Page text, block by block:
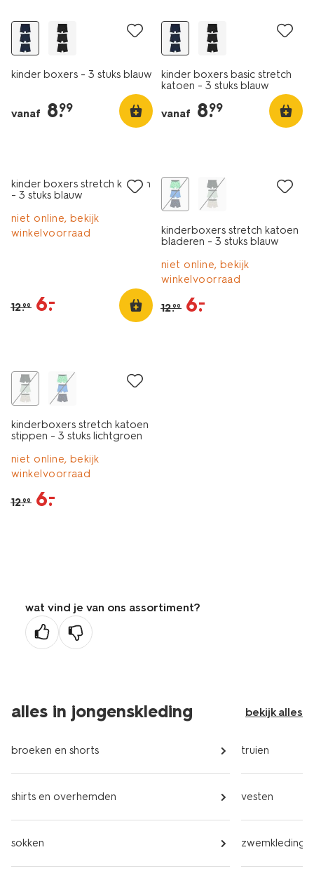
kinder boxers - 3 stuks blauw
vanaf 8.
99
kinder boxers basic stretch
katoen - 3 stuks blauw
vanaf 8.
99
kinder boxers stretch katoen
- 3 stuks blauw
niet online, bekijk
winkelvoorraad
12.99 6.
–
kinderboxers stretch katoen
bladeren - 3 stuks blauw
niet online, bekijk
winkelvoorraad
12.99 6.
–
kinderboxers stretch katoen
stippen - 3 stuks lichtgroen
niet online, bekijk
winkelvoorraad
12.99 6.
–
wat vind je van ons assortiment?
alles in jongenskleding bekijk alles
broeken en shorts
shirts en overhemden
sokken
truien
vesten
zwemkleding